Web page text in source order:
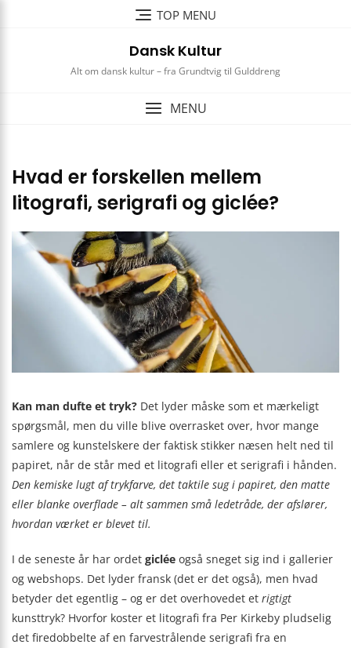
TOP MENU
Dansk Kultur
Alt om dansk kultur – fra Grundtvig til Gulddreng
MENU
Hvad er forskellen mellem
litografi, serigrafi og giclée?
Kan man dufte et tryk? Det lyder måske som et mærkeligt
spørgsmål, men du ville blive overrasket over, hvor mange
samlere og kunstelskere der faktisk stikker næsen helt ned til
papiret, når de står med et litografi eller et serigrafi i hånden.
Den kemiske lugt af trykfarve, det taktile sug i papiret, den matte
eller blanke overflade – alt sammen små ledetråde, der afslører,
hvordan værket er blevet til.
I de seneste år har ordet giclée også sneget sig ind i gallerier
og webshops. Det lyder fransk (det er det også), men hvad
betyder det egentlig – og er det overhovedet et rigtigt
kunsttryk? Hvorfor koster et litografi fra Per Kirkeby pludselig
det firedobbelte af en farvestrålende serigrafi fra en